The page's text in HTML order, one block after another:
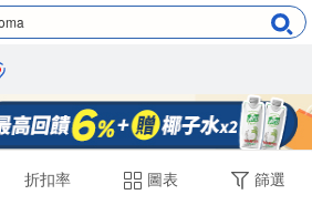
折扣率 圖表 篩選